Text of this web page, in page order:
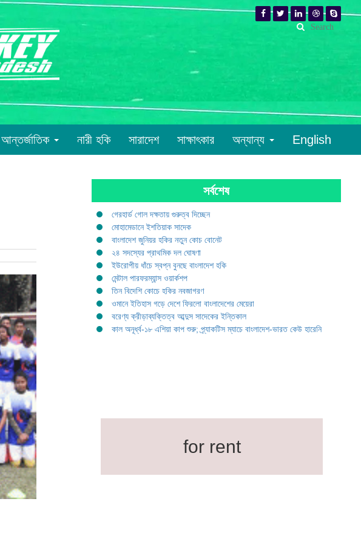
আন্তর্জাতিক নারী হকি সারাদেশ সাক্ষাৎকার অন্যান্য English
সর্বশেষ
গেরহার্ড গোল দক্ষতায় গুরুত্ব দিচ্ছেন
মোহামেডানে ইশতিয়াক সাদেক
বাংলাদেশ জুনিয়র হকির নতুন কোচ বোনেট
২৪ সদস্যের প্রাথমিক দল ঘোষণা
ইউরোপীয় ধাঁচে স্বপ্ন বুনছে বাংলাদেশ হকি
মেন্টাল পারফরম্যান্স ওয়ার্কশপ
তিন বিদেশি কোচে হকির নবজাগরণ
ওমানে ইতিহাস গড়ে দেশে ফিরলো বাংলাদেশের মেয়েরা
বরেণ্য ক্রীড়াব্যক্তিত্ব আব্দুস সাদেকের ইন্তিকাল
কাল অনূর্ধ্ব-১৮ এশিয়া কাপ শুরু; প্র্যাকটিস ম্যাচে বাংলাদেশ-ভারত কেউ হারেনি
for rent